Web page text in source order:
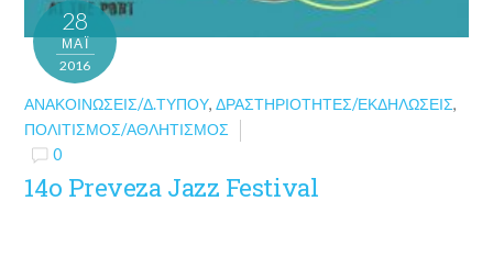
28
ΜΑΪ́
2016
ΑΝΑΚΟΙΝΏΣΕΙΣ/Δ.ΤΎΠΟΥ,ΔΡΑΣΤΗΡΙΌΤΗΤΕΣ/ΕΚΔΗΛΏΣΕΙΣ,
ΠΟΛΙΤΙΣΜΌΣ/ΑΘΛΗΤΙΣΜΌΣ
0
14ο Preveza Jazz Festival